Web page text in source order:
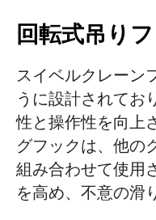
回転式吊り
スイベルクレーン
うに設計されてお
性と操作性を向上
グフックは、他の
組み合わせて使用
を高め、不意の滑